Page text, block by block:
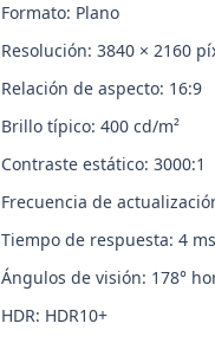
Formato: Plano
Resolución: 3840 × 2160
Relación de aspecto: 16:9
Brillo típico: 400 cd/m²
Contraste estático: 3000:1
Frecuencia de
Tiempo de respuesta: 4
Ángulos de visión: 178°
HDR: HDR10+